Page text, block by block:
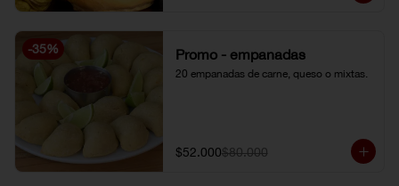
-35% Promo - empanadas
20 empanadas de carne, queso o mixtas.
$52.000$80.000